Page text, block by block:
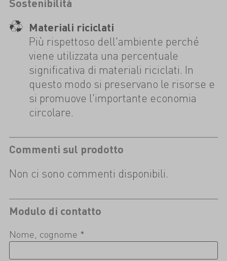
Materiali riciclati
Più rispettoso dell'ambiente perché
viene utilizzata una percentuale
significativa di materiali riciclati. In
questo modo si preservano le risorse e
si promuove l'importante economia
circolare.
Commenti sul prodotto
Non ci sono commenti disponibili.
Modulo di contatto
Nome, cognome *